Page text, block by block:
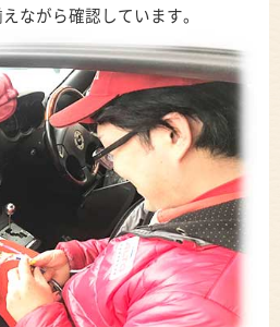
ながら確認しています。